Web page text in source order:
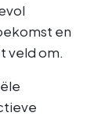
en
veld om.